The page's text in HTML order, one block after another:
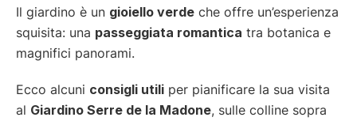
Il giardino è un gioiello verde che offre un’esperienza
squisita: una passeggiata romantica tra botanica e
magnifici panorami.
Ecco alcuni consigli utili per pianificare la sua visita
al Giardino Serre de la Madone, sulle colline sopra